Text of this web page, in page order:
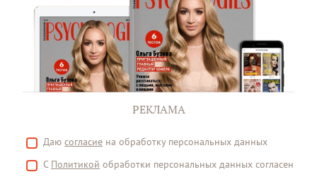
РЕКЛАМА
Даю согласие на обработку персональных данных
С Политикой обработки персональных данных согласен